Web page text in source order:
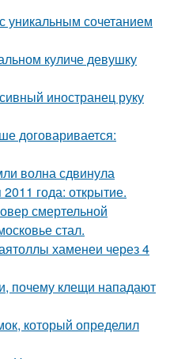
уникальным сочетанием
куличе девушку
иностранец руку
договаривается:
волна сдвинула
года: открытие.
смертельной
стал.
хаменеи через 4
почему клещи нападают
который определил